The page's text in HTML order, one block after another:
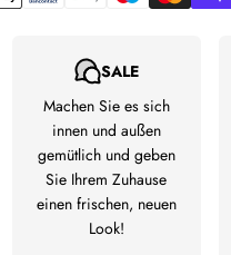
SALE
Machen Sie es sich
innen und außen
gemütlich und geben
Sie Ihrem Zuhause
einen frischen, neuen
Look!